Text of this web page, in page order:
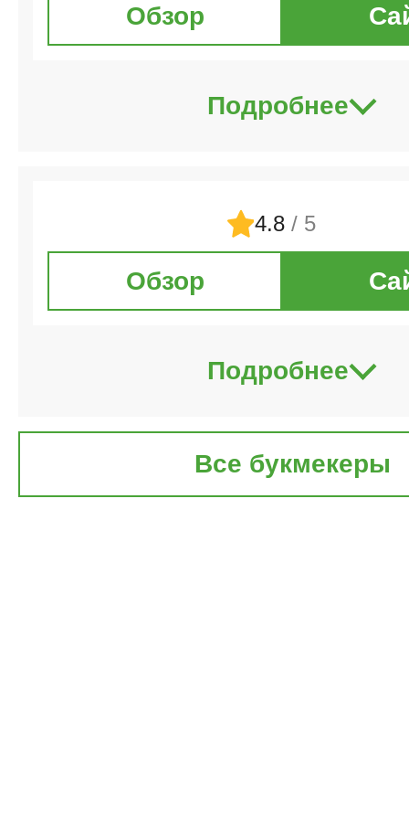
Обзор
Подробнее
4.8 / 5
Обзор
Подробнее
Все букмекеры